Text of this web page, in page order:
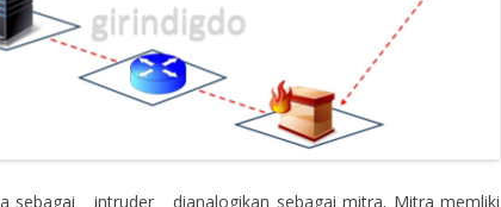
sebagai intruder dianalogikan sebagai mitra. Mitra memliki